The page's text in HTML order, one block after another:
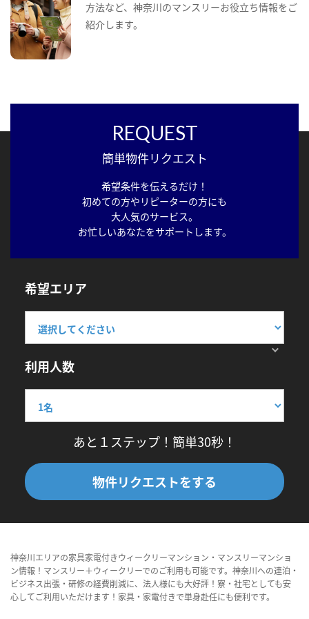
方法など、神奈川のマンスリーお役立ち情報をご
紹介します。
REQUEST
簡単物件リクエスト
希望条件を伝えるだけ！
初めての方やリピーターの方にも
大人気のサービス。
お忙しいあなたをサポートします。
希望エリア
利用人数
あと１ステップ！簡単30秒！
物件リクエストをする
神奈川エリアの家具家電付きウィークリーマンション・マンスリーマンショ
ン情報！マンスリー＋ウィークリーでのご利用も可能です。神奈川への連泊・
ビジネス出張・研修の経費削減に、法人様にも大好評！寮・社宅としても安
心してご利用いただけます！家具・家電付きで単身赴任にも便利です。